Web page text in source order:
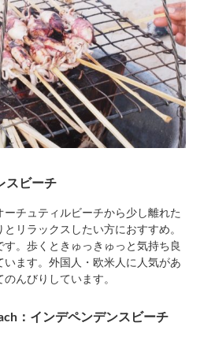
スビーチ
チュティルビーチから少し離れた
リラックスしたい方におすすめ。
。歩くときゅっきゅっと気持ち良
ます。外国人・欧米人に人気があ
んびりしています。
：インデペンデンスビーチ